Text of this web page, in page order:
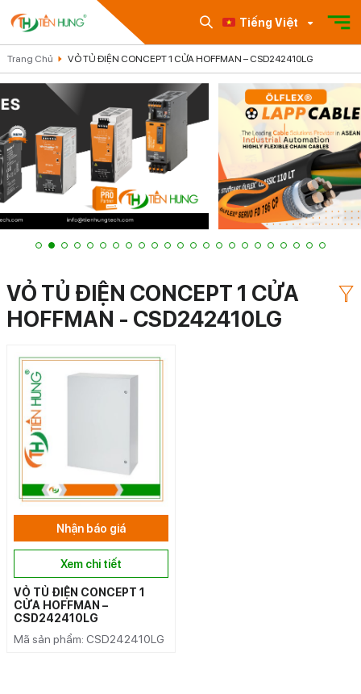
Tiếng Việt
Trang Chủ VỎ TỦ ĐIỆN CONCEPT 1 CỬA HOFFMAN – CSD242410LG
VỎ TỦ ĐIỆN CONCEPT 1 CỬA
HOFFMAN - CSD242410LG
Nhận báo giá
Xem chi tiết
VỎ TỦ ĐIỆN CONCEPT 1
CỬA HOFFMAN –
CSD242410LG
Mã sản phẩm: CSD242410LG